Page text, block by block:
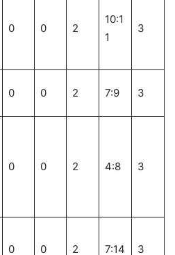
0 0 2
10:1
1
3
0 0 2 7:9 3
0 0 2 4:8 3
0 0 2 7:14 3